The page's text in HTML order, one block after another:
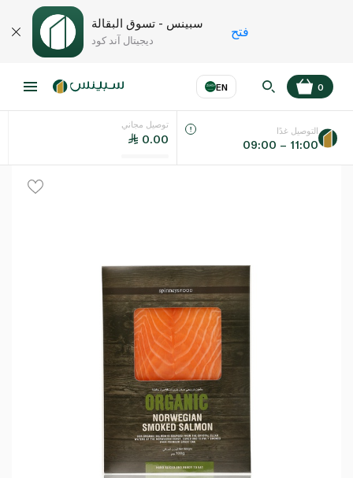
سبينس - تسوق البقالة
ديجيتال آند كود
فتح
EN
اللغة عر
0
توصيل مجاني
0.00
التوصيل غدًا
09:00 – 11:00